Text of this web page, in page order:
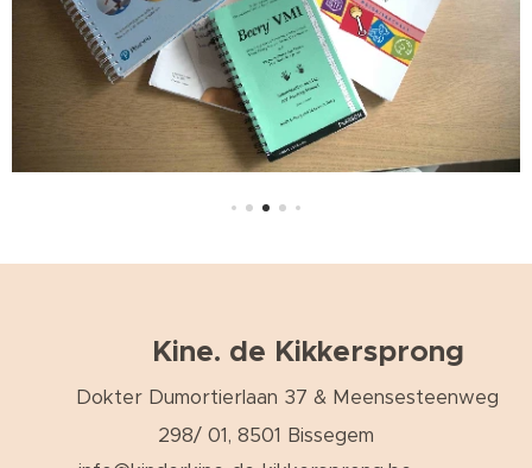
Kine. de Kikkersprong
Dokter Dumortierlaan 37 & Meensesteenweg
298/ 01, 8501 Bissegem